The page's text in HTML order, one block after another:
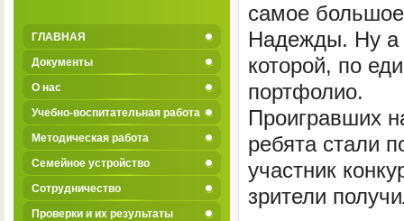
ГЛАВНАЯ
Документы
О нас
Учебно-воспитательная работа
Методическая работа
Семейное устройство
Сотрудничество
Проверки и их результаты
самое
Надежды. Ну а
которой, по
портфолио.
Проигравших
ребята стали
участник
зрители